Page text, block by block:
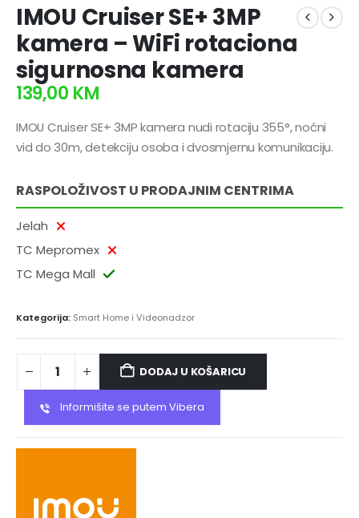
IMOU Cruiser SE+ 3MP
kamera – WiFi rotaciona
sigurnosna kamera
139,00 KM
IMOU Cruiser SE+ 3MP kamera nudi rotaciju 355°, noćni
vid do 30m, detekciju osoba i dvosmjernu komunikaciju.
RASPOLOŽIVOST U PRODAJNIM CENTRIMA
Jelah
TC Mepromex
TC Mega Mall
Kategorija: Smart Home i Videonadzor
DODAJ U KOŠARICU
Informišite se putem Vibera